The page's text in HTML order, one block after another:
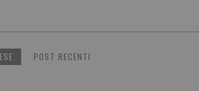
POST RECENTI